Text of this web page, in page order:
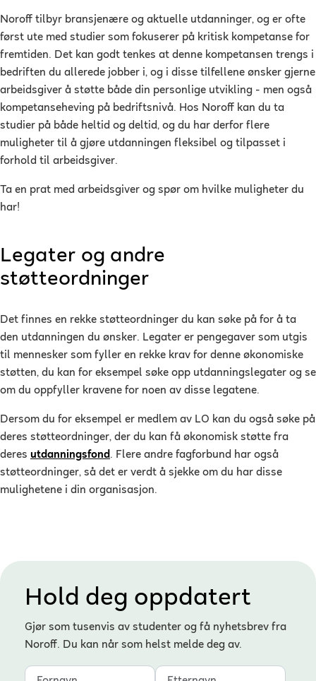
Noroff tilbyr bransjenære og aktuelle utdanninger, og er ofte
først ute med studier som fokuserer på kritisk kompetanse for
fremtiden. Det kan godt tenkes at denne kompetansen trengs i
bedriften du allerede jobber i, og i disse tilfellene ønsker gjerne
arbeidsgiver å støtte både din personlige utvikling - men også
kompetanseheving på bedriftsnivå. Hos Noroff kan du ta
studier på både heltid og deltid, og du har derfor flere
muligheter til å gjøre utdanningen fleksibel og tilpasset i
forhold til arbeidsgiver.
Ta en prat med arbeidsgiver og spør om hvilke muligheter du
har!
Legater og andre
støtteordninger
Det finnes en rekke støtteordninger du kan søke på for å ta
den utdanningen du ønsker. Legater er pengegaver som utgis
til mennesker som fyller en rekke krav for denne økonomiske
støtten, du kan for eksempel søke opp utdanningslegater og se
om du oppfyller kravene for noen av disse legatene.
Dersom du for eksempel er medlem av LO kan du også søke på
deres støtteordninger, der du kan få økonomisk støtte fra
deres utdanningsfond. Flere andre fagforbund har også
støtteordninger, så det er verdt å sjekke om du har disse
mulighetene i din organisasjon.
Hold deg oppdatert
Gjør som tusenvis av studenter og få nyhetsbrev fra
Noroff. Du kan når som helst melde deg av.
Fornavn
Etternavn